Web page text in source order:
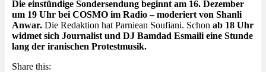
Die einstündige Sondersendung beginnt am 16. Dezember
um 19 Uhr bei COSMO im Radio – moderiert von Shanli
Anwar. Die Redaktion hat Parniean Soufiani. Schon ab 18 Uhr
widmet sich Journalist und DJ Bamdad Esmaili eine Stunde
lang der iranischen Protestmusik.
Share this: